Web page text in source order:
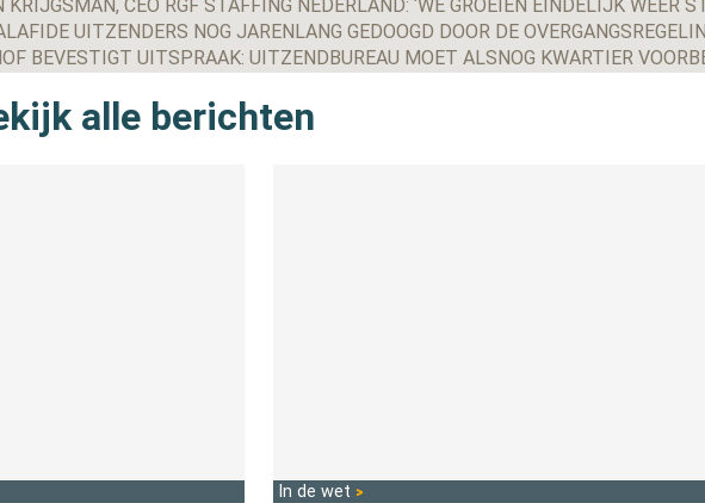
UITZENDERS NOG JARENLANG GEDOOGD DOOR DE
alle berichten
In de wet